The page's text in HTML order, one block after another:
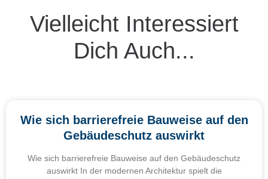
Vielleicht Interessiert
Dich Auch...
Wie sich barrierefreie Bauweise auf den
Gebäudeschutz auswirkt
Wie sich barrierefreie Bauweise auf den Gebäudeschutz
auswirkt In der modernen Architektur spielt die